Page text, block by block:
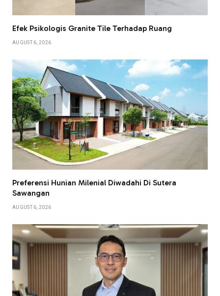
Efek Psikologis Granite Tile Terhadap Ruang
AUGUST 6, 2026
Preferensi Hunian Milenial Diwadahi Di Sutera
Sawangan
AUGUST 6, 2026